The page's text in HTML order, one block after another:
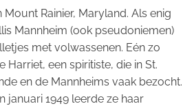
Rainier, Maryland. Als enig
Mannheim (ook pseudoniemen)
met volwassenen. Eén zo
Harriet, een spiritiste, die in St.
en de Mannheims vaak bezocht.
januari 1949 leerde ze haar